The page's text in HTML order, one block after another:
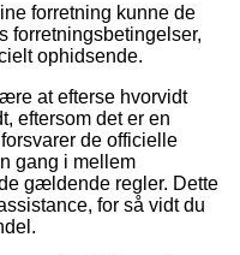
forretning kunne de
forretningsbetingelser,
ophidsende.
at efterse hvorvidt
eftersom det er en
de officielle
gang i mellem
gældende regler. Dette
for så vidt du